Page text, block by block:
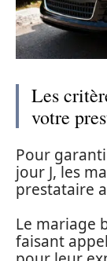
Les
votre
Pour
jour J, les
prestataire
Le mariage
faisant